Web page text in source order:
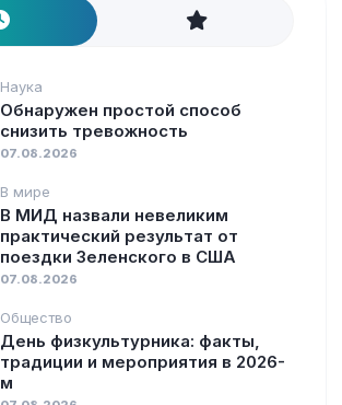
Наука
Обнаружен простой способ
снизить тревожность
07.08.2026
В мире
В МИД назвали невеликим
практический результат от
поездки Зеленского в США
07.08.2026
Общество
День физкультурника: факты,
традиции и мероприятия в 2026-
м